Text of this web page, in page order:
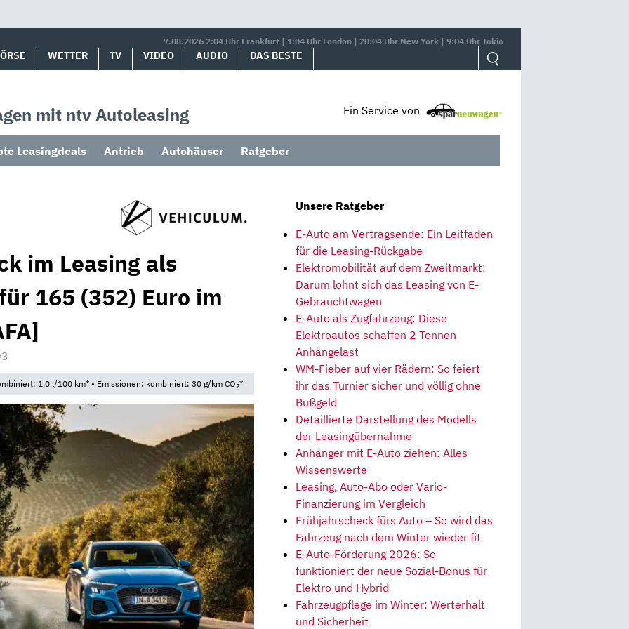
7.08.2026 2:04 Uhr Frankfurt | 1:04 Uhr London | 20:04 Uhr New York | 9:04 Uhr Tokio
WETTER TV VIDEO AUDIO DAS BESTE
mit ntv Autoleasing Ein Service von
Leasingdeals Antrieb Autohäuser Ratgeber
im Leasing als
165 (352) Euro im
1,0 l/100 km* • Emissionen: kombiniert: 30 g/km CO2*
Unsere Ratgeber
E-Auto am Vertragsende: Ein Leitfaden
für die Leasing-Rückgabe
Elektromobilität auf dem Zweitmarkt:
Darum lohnt sich das Leasing von E-
Gebrauchtwagen
E-Auto als Zugfahrzeug: Diese
Elektroautos schaffen 2 Tonnen
Anhängelast
WM-Fieber auf vier Rädern: So feiert
ihr das Turnier sicher und völlig ohne
Bußgeld
Detaillierte Darstellung des Modells
der Leasingübernahme
Anhänger mit E-Auto ziehen: Alles
Wissenswerte
Leasing, Auto-Abo oder Vario-
Finanzierung im Vergleich
Frühjahrscheck fürs Auto – So wird das
Fahrzeug nach dem Winter wieder fit
E-Auto-Förderung 2026: So
funktioniert der neue Sozial-Bonus für
Elektro und Hybrid
Fahrzeugpflege im Winter: Werterhalt
und Sicherheit